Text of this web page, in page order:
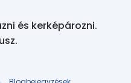
és kerképározni.